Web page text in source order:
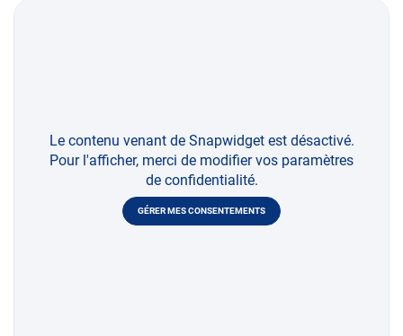
Le contenu venant de Snapwidget est désactivé.
Pour l'afficher, merci de modifier vos paramètres
de confidentialité.
GÉRER MES CONSENTEMENTS